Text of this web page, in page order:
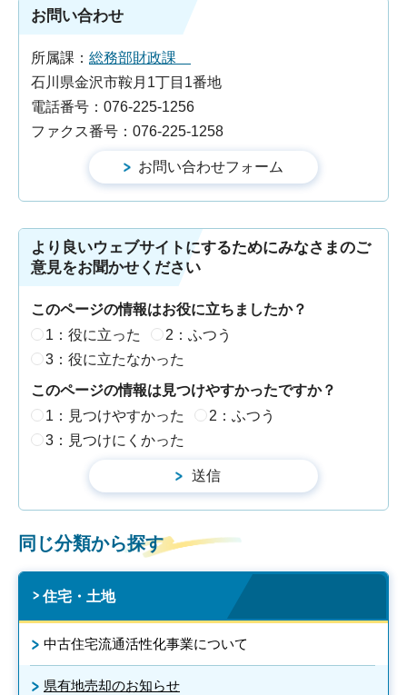
お問い合わせ
所属課： 総務部財政課
石川県金沢市鞍月1丁目1番地
電話番号：076-225-1256
ファクス番号：076-225-1258
より良いウェブサイトにするためにみなさまのご
意見をお聞かせください
このページの情報はお役に立ちましたか？
1：役に立った
2：ふつう
3：役に立たなかった
このページの情報は見つけやすかったですか？
1：見つけやすかった
2：ふつう
3：見つけにくかった
同じ分類から探す
住宅・土地
中古住宅流通活性化事業について
県有地売却のお知らせ